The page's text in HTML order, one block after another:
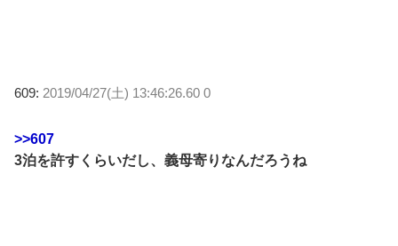
609: 2019/04/27(土) 13:46:26.60 0
>>607
3泊を許すくらいだし、義母寄りなんだろうね